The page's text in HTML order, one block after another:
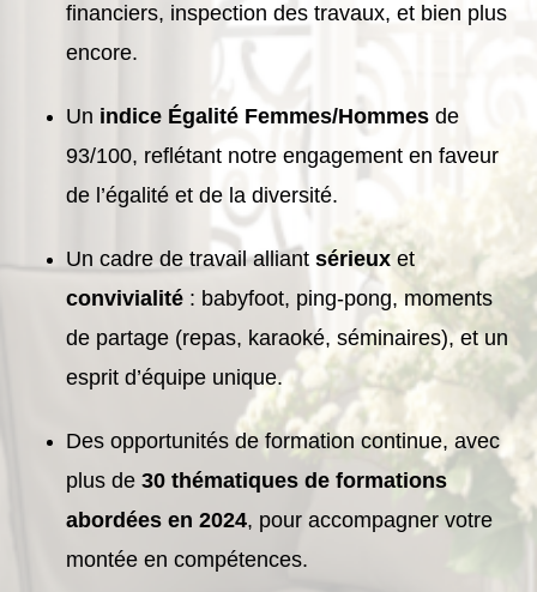
financiers, inspection des travaux, et bien plus
encore.
Un indice Égalité Femmes/Hommes de
93/100, reflétant notre engagement en faveur
de l’égalité et de la diversité.
Un cadre de travail alliant sérieuxet
convivialité : babyfoot, ping-pong, moments
de partage (repas, karaoké, séminaires), et un
esprit d’équipe unique.
Des opportunités de formation continue, avec
plus de 30 thématiques de formations
abordées en 2024, pour accompagner votre
montée en compétences.